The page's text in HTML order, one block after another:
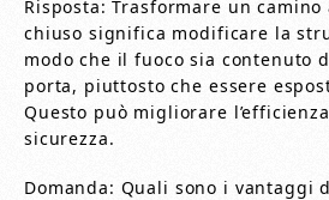
Risposta: Trasformare un
chiuso significa modificare la
modo che il fuoco sia contenuto
porta, piuttosto che essere
Questo può migliorare
sicurezza.
Domanda: Quali sono i vantaggi